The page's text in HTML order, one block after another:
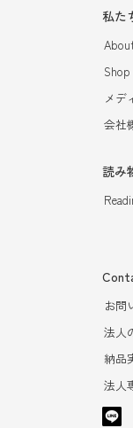
私た
メデ
会社
読み
お問
法人
納品
法人